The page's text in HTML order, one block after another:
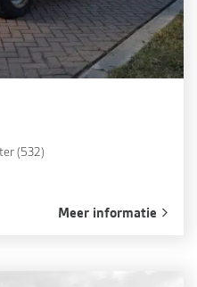
(532)
Meer informatie